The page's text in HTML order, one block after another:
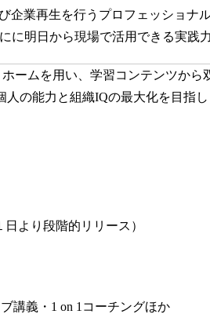
企業再生を行うプロフェッショナ
に明日から現場で活用できる実践
ームを用い、学習コンテンツから
の能力と組織IQの最大化を目指
より段階的リリース）
講義・1 on 1コーチングほか